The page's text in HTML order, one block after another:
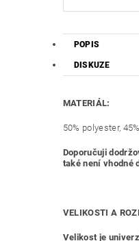
POPIS
DISKUZE
MATERIÁL:
50% polyester,
Doporučuji
také není vhodné
VELIKOSTI A
Velikost je